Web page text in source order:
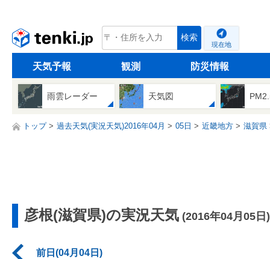
tenki.jp 検索
現在地
天気予報 観測 防災情報
雨雲レーダー 天気図
トップ 過去天気(実況天気)2016年04月 05日 近畿地方 滋賀県
彦根(滋賀県)の実況天気 (2016年04月05日)
前日(04月04日)